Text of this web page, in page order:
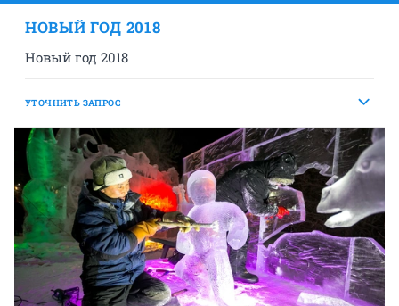
НОВЫЙ ГОД 2018
Новый год 2018
УТОЧНИТЬ ЗАПРОС